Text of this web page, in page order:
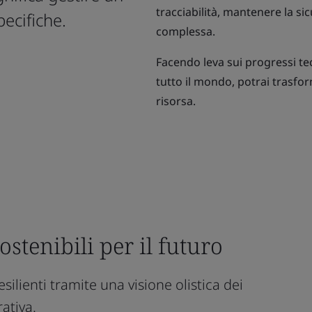
tracciabilità, mantenere la
complessa.
Facendo leva sui progressi
tutto il mondo, potrai
risorsa.
per il futuro
tramite una visione olistica dei